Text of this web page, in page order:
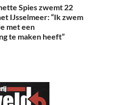
Spies zwemt 22
IJsselmeer: “Ik zwem
met een
te maken heeft”